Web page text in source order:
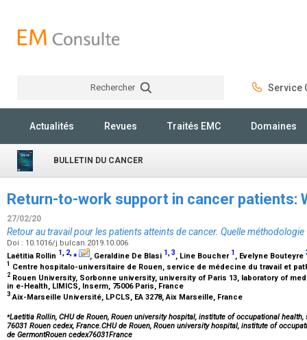
Rechercher Service
Actualités Revues Traités EMC Domaines
BULLETIN DU CANCER
Return-to-work support in cancer patients:
27/02/20
Retour au travail pour les patients atteints de cancer. Quelle méthodologie
Doi : 10.1016/j.bulcan.2019.10.006
Laétitia Rollin 1, 2,⁎ , Geraldine De Blasi 1,3, Line Boucher 1 , Evelyne Bouteyre
1 Centre hospitalo-universitaire de Rouen, service de médecine du travail et
2 Rouen University, Sorbonne university, university of Paris 13, laboratory of
in e-Health, LIMICS, Inserm, 75006 Paris, France
3 Aix-Marseille Université, LPCLS, EA 3278, Aix Marseille, France
⁎Laetitia Rollin, CHU de Rouen, Rouen university hospital, institute of occupational
76031 Rouen cedex, France.CHU de Rouen, Rouen university hospital, institute of
de GermontRouen cedex76031France